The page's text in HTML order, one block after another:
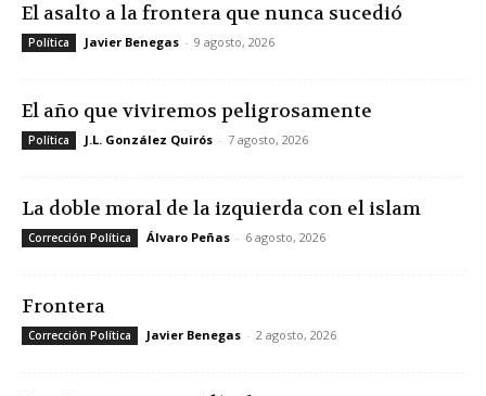
El asalto a la frontera que nunca sucedió
Política Javier Benegas - 9 agosto, 2026
El año que viviremos peligrosamente
Política J.L. González Quirós - 7 agosto, 2026
La doble moral de la izquierda con el islam
Corrección Política Álvaro Peñas - 6 agosto, 2026
Frontera
Corrección Política Javier Benegas - 2 agosto, 2026